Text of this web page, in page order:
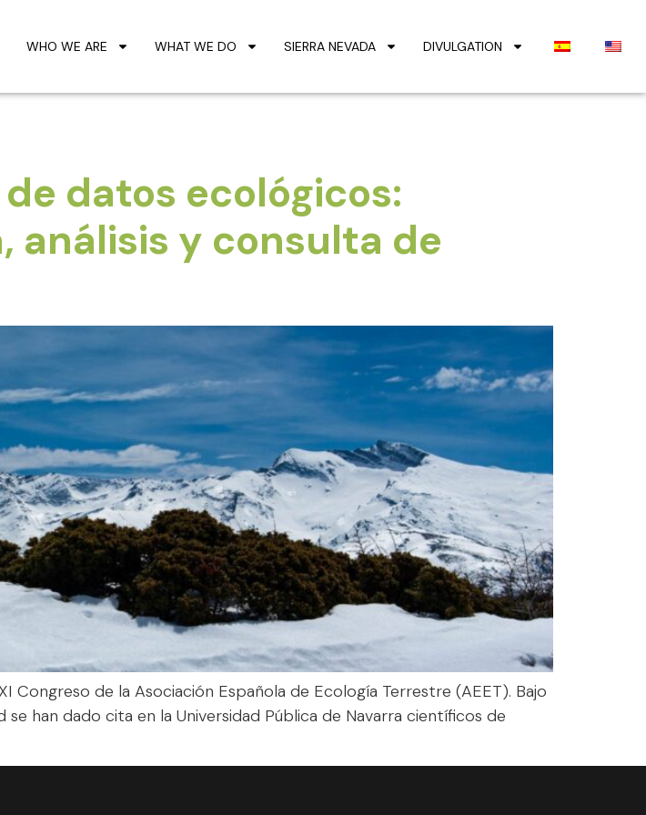
WHO WE ARE WHAT WE DO SIERRA NEVADA DIVULGATION
datos ecológicos:
análisis y consulta de
Congreso de la Asociación Española de Ecología Terrestre (AEET). Bajo
han dado cita en la Universidad Pública de Navarra científicos de